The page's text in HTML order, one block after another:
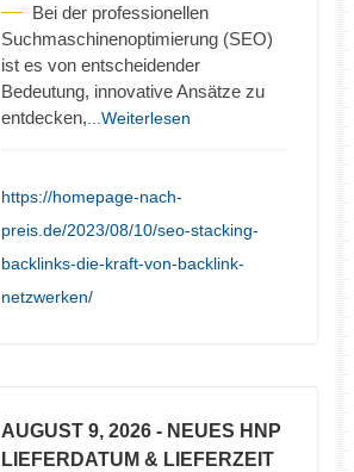
Bei der professionellen
Suchmaschinenoptimierung (SEO)
ist es von entscheidender
Bedeutung, innovative Ansätze zu
entdecken, ...Weiterlesen
https://homepage-nach-
preis.de/2023/08/10/seo-stacking-
backlinks-die-kraft-von-backlink-
netzwerken/
AUGUST 9, 2026 - NEUES HNP
LIEFERDATUM & LIEFERZEIT